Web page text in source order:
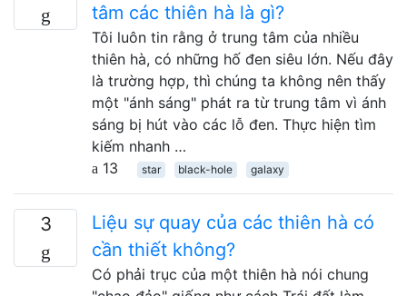
tâm các thiên hà là gì?
Tôi luôn tin rằng ở trung tâm của nhiều
thiên hà, có những hố đen siêu lớn. Nếu đây
là trường hợp, thì chúng ta không nên thấy
một "ánh sáng" phát ra từ trung tâm vì ánh
sáng bị hút vào các lỗ đen. Thực hiện tìm
kiếm nhanh …
13
star black-hole galaxy
3
Liệu sự quay của các thiên hà có
cần thiết không?
Có phải trục của một thiên hà nói chung